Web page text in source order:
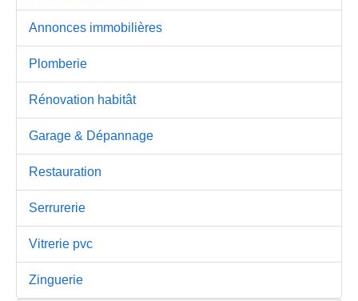
Annonces immobilières
Plomberie
Rénovation habitât
Garage & Dépannage
Restauration
Serrurerie
Vitrerie pvc
Zinguerie